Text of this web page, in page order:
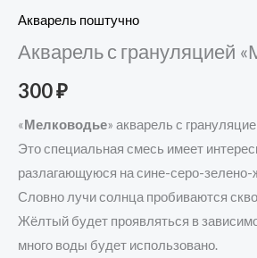
Акварель поштучно
Акварель с грануляцией
300₽
«Мелководье» акварель с
Это специальная смесь имеет
разлагающуюся на сине-серо-зелено-
Словно лучи солнца пробиваются
Жёлтый будет проявляться в
много воды будет использовано.